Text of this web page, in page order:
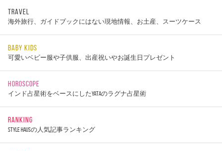
TRAVEL
海外旅行、ガイドブックにはない現地情報、お土産、スーツケース
BABY KIDS
可愛いベビー服や子供服、出産祝いやお誕生日プレゼント
HOROSCOPE
インド占星術をベースにしたYATAのラグナ占星術
RANKING
STYLE HAUSの人気記事ランキング